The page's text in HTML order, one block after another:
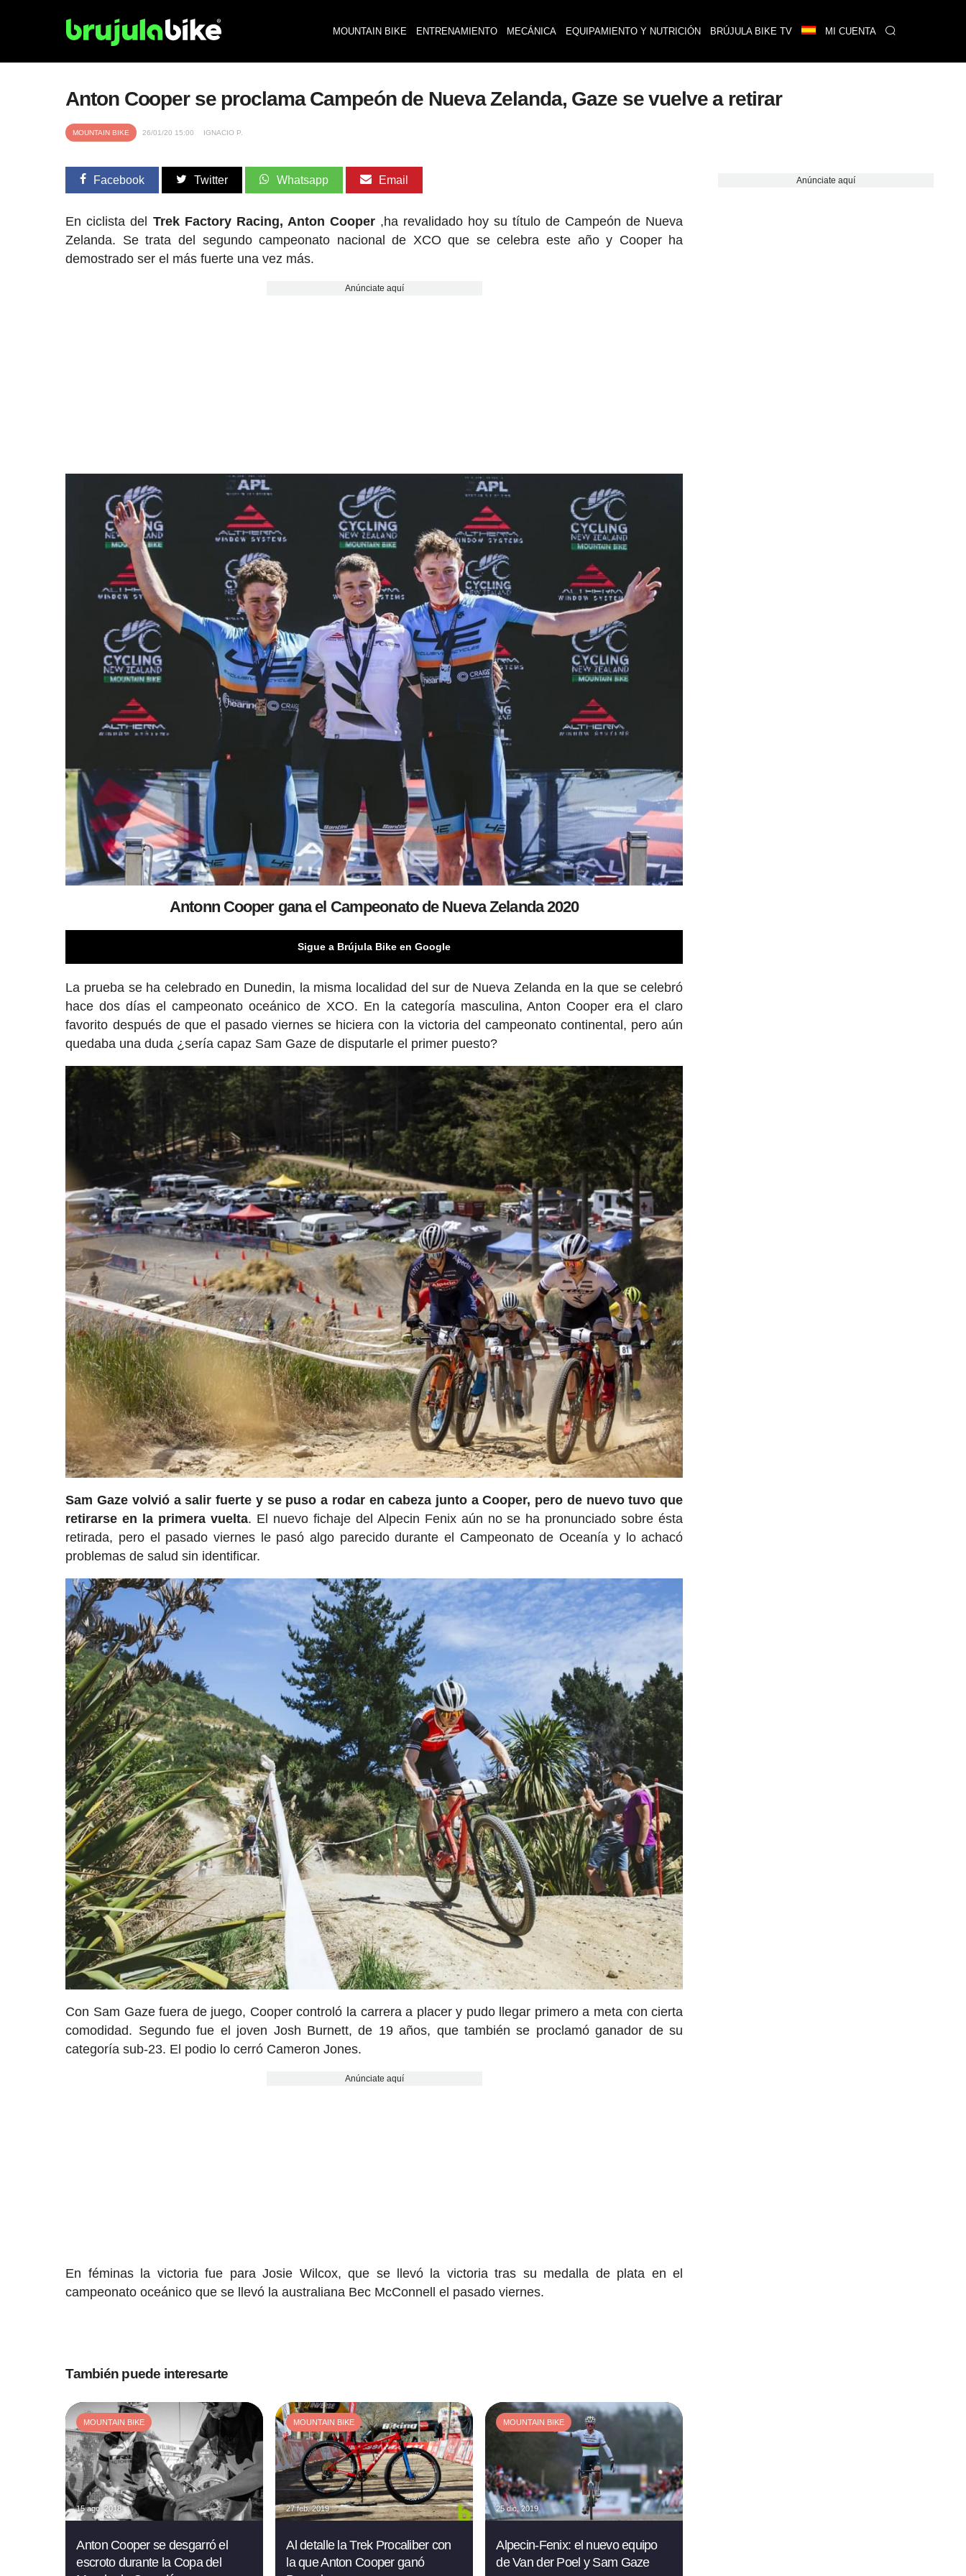
MOUNTAIN BIKE ENTRENAMIENTO MECÁNICA EQUIPAMIENTO Y NUTRICIÓN BRÚJULA BIKE TV MI CUENTA
Anton Cooper se proclama Campeón de Nueva Zelanda, Gaze se vuelve a retirar
MOUNTAIN BIKE 26/01/20 15:00 IGNACIO P.
Facebook Twitter Whatsapp Email
En ciclista del Trek Factory Racing, Anton Cooper,ha revalidado hoy su título de Campeón de Nueva
Zelanda. Se trata del segundo campeonato nacional de XCO que se celebra este año y Cooper ha
demostrado ser el más fuerte una vez más.
Anúnciate aquí
Antonn Cooper gana el Campeonato de Nueva Zelanda 2020
Sigue a Brújula Bike en Google
La prueba se ha celebrado en Dunedin, la misma localidad del sur de Nueva Zelanda en la que se celebró
hace dos días el campeonato oceánico de XCO. En la categoría masculina, Anton Cooper era el claro
favorito después de que el pasado viernes se hiciera con la victoria del campeonato continental, pero aún
quedaba una duda ¿sería capaz Sam Gaze de disputarle el primer puesto?
Sam Gaze volvió a salir fuerte y se puso a rodar en cabeza junto a Cooper, pero de nuevo tuvo que
retirarse en la primera vuelta. El nuevo fichaje del Alpecin Fenix aún no se ha pronunciado sobre ésta
retirada, pero el pasado viernes le pasó algo parecido durante el Campeonato de Oceanía y lo achacó
problemas de salud sin identificar.
Con Sam Gaze fuera de juego, Cooper controló la carrera a placer y pudo llegar primero a meta con cierta
comodidad. Segundo fue el joven Josh Burnett, de 19 años, que también se proclamó ganador de su
categoría sub-23. El podio lo cerró Cameron Jones.
Anúnciate aquí
En féminas la victoria fue para Josie Wilcox, que se llevó la victoria tras su medalla de plata en el
campeonato oceánico que se llevó la australiana Bec McConnell el pasado viernes.
También puede interesarte
MOUNTAIN BIKE
15 ago. 2018
Anton Cooper se desgarró el
escroto durante la Copa del
MOUNTAIN BIKE
27 feb. 2019
Al detalle la Trek Procaliber con
la que Anton Cooper ganó
MOUNTAIN BIKE
25 dic. 2019
Alpecin-Fenix: el nuevo equipo
de Van der Poel y Sam Gaze
Anúnciate aquí